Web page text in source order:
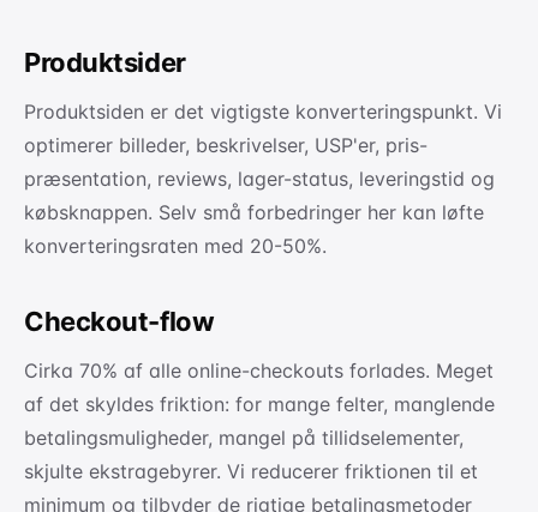
Produktsider
Produktsiden er det vigtigste konverteringspunkt. Vi
optimerer billeder, beskrivelser, USP'er, pris-
præsentation, reviews, lager-status, leveringstid og
købsknappen. Selv små forbedringer her kan løfte
konverteringsraten med 20-50%.
Checkout-flow
Cirka 70% af alle online-checkouts forlades. Meget
af det skyldes friktion: for mange felter, manglende
betalingsmuligheder, mangel på tillidselementer,
skjulte ekstragebyrer. Vi reducerer friktionen til et
minimum og tilbyder de rigtige betalingsmetoder